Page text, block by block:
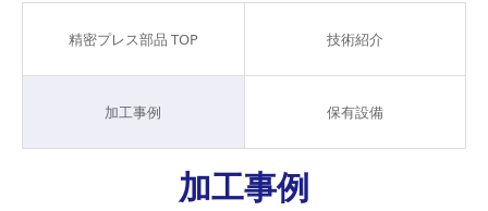
精密プレス部品 TOP 技術紹介
加工事例 保有設備
加工事例